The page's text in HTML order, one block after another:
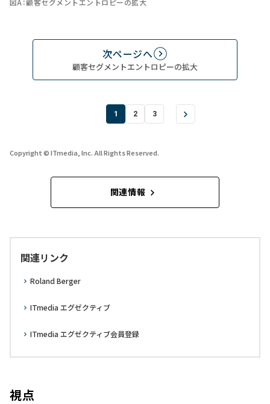
次ページへ
顧客セグメントエントロピーの拡大
1 2 3
Copyright © ITmedia, Inc. All Rights Reserved.
関連情報
関連リンク
Roland Berger
ITmedia エグゼクティブ
ITmedia エグゼクティブ会員登録
視点